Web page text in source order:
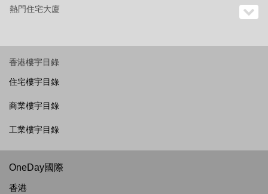
熱門住宅大廈
香港樓宇目錄
住宅樓宇目錄
商業樓宇目錄
工業樓宇目錄
OneDay國際
香港